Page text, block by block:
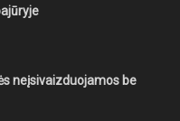
neįsivaizduojamos be